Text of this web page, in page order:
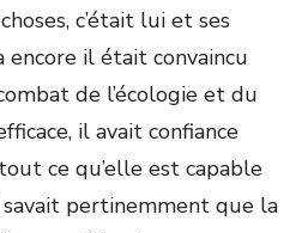
c’était lui et ses
encore il était convaincu
de l’écologie et du
il avait confiance
ce qu’elle est capable
savait pertinemment que la